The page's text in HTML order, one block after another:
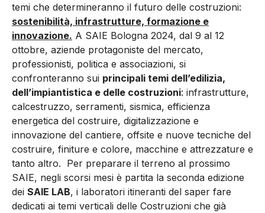
temi che determineranno il futuro delle costruzioni:
sostenibilità, infrastrutture, formazione e
innovazione. A SAIE Bologna 2024, dal 9 al 12
ottobre, aziende protagoniste del mercato,
professionisti, politica e associazioni, si
confronteranno sui principali temi dell’edilizia,
dell’impiantistica e delle costruzioni: infrastrutture,
calcestruzzo, serramenti, sismica, efficienza
energetica del costruire, digitalizzazione e
innovazione del cantiere, offsite e nuove tecniche del
costruire, finiture e colore, macchine e attrezzature e
tanto altro. Per preparare il terreno al prossimo
SAIE, negli scorsi mesi è partita la seconda edizione
dei SAIE LAB, i laboratori itineranti del saper fare
dedicati ai temi verticali delle Costruzioni che già